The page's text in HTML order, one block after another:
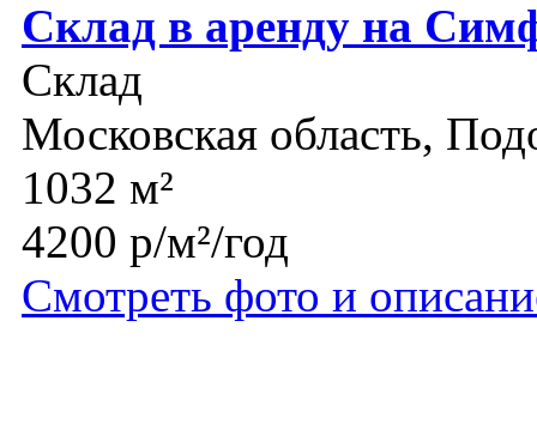
Склад в аренду на
Склад
Московская область,
1032 м²
4200 р/м²/год
Смотреть фото и